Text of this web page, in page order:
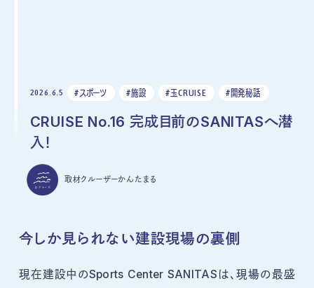
2026.6.5 #スポーツ #施設 #玉CRUISE #開発秘話
CRUISE No.16 完成目前のSANITASへ潜
入！
取材クルーザーかんたまる
今しか見られない建設現場の裏側
現在建設中のSports Center SANITASは、現場の最盛